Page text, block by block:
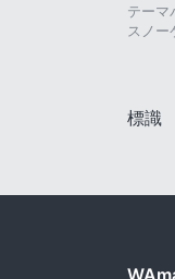
テーマ
スノー
標識